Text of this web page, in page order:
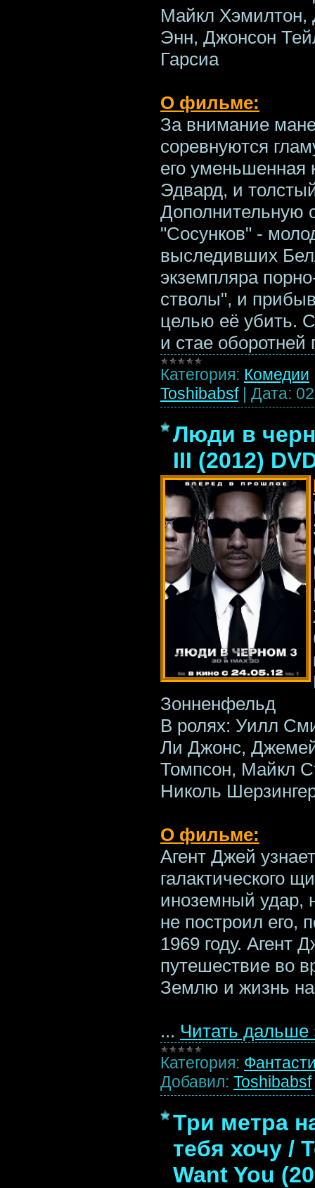
Майкл Хэмилтон,
Энн, Джонсон
Гарсиа
О фильме:
За внимание
соревнуются
его уменьшенная
Эдвард, и
Дополнительную
"Сосунков" -
выследивших
экземпляра
стволы", и
целью её убить.
и стае оборотней
Категория: Комедии
Toshibabsf | Дата:
Люди в
III (2012)
Зонненфельд
В ролях: Уилл
Ли Джонс,
Томпсон, Майкл
Николь
О фильме:
Агент Джей
галактического
иноземный удар,
не построил его,
1969 году. Агент
путешествие во
Землю и жизнь
... Читать дальше
Категория:
Добавил: Toshibabsf
Три метра
тебя хочу /
Want You